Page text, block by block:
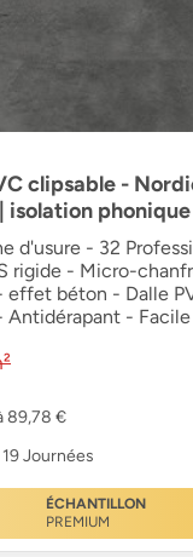
clipsable -
isolation
d'usure - 32
rigide - Micro-
effet béton - Dalle
Antidérapant -
89,78 €
19 Journées
ÉCHANTILLON
PREMIUM